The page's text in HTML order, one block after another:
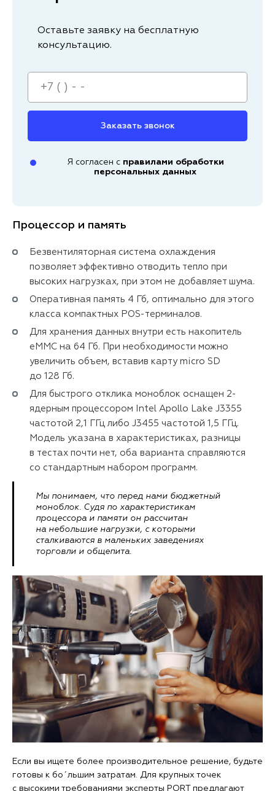
Оставьте заявку на бесплатную
консультацию.
Заказать звонок
Я согласен с правилами обработки
персональных данных
Процессор и память
Безвентиляторная система охлаждения
позволяет эффективно отводить тепло при
высоких нагрузках, при этом не добавляет шума.
Оперативная память 4 Гб, оптимально для этого
класса компактных POS-терминалов.
Для хранения данных внутри есть накопитель
eMMC на 64 Гб. При необходимости можно
увеличить объем, вставив карту micro SD
до 128 Гб.
Для быстрого отклика моноблок оснащен 2-
ядерным процессором Intel Apollo Lake J3355
частотой 2,1 ГГц либо J3455 частотой 1,5 ГГц.
Модель указана в характеристиках, разницы
в тестах почти нет, оба варианта справляются
со стандартным набором программ.
Мы понимаем, что перед нами бюджетный
моноблок. Судя по характеристикам
процессора и памяти он рассчитан
на небольшие нагрузки, с которыми
сталкиваются в маленьких заведениях
торговли и общепита.
Если вы ищете более производительное решение, будьте
готовы к бо´льшим затратам. Для крупных точек
с высокими требованиями эксперты PORT предлагают